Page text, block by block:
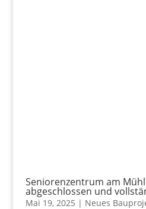
Seniorenzentrum am
abgeschlossen und
Mai 19, 2025 | Neues